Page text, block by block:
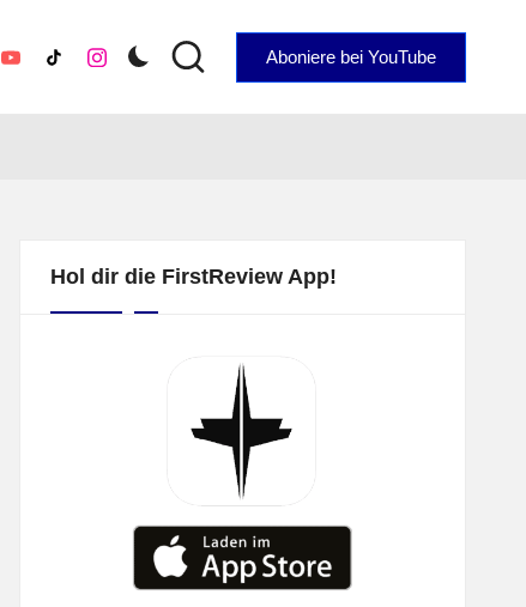
YouTubeTikTokInstagram Aboniere bei YouTube
Hol dir die FirstReview App!